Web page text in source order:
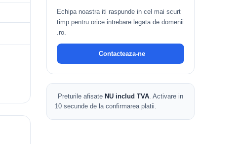
Echipa noastra iti raspunde in cel mai scurt
timp pentru orice intrebare legata de domenii
.ro.
Contacteaza-ne
Preturile afisate NU includ TVA . Activare in
10 secunde de la confirmarea platii.